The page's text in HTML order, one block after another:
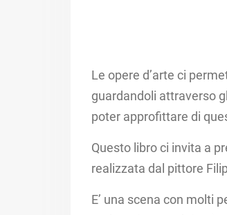
Le opere d’arte ci
guardandoli attraverso
poter approfittare di
Questo libro ci invita a
realizzata dal pittore
E’ una scena con molti